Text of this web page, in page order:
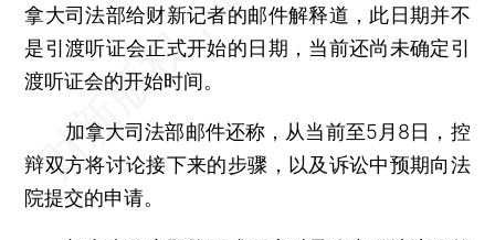
拿大司法部给财新记者的邮件解释道，此日期并不
是引渡听证会正式开始的日期，当前还尚未确定引
渡听证会的开始时间。
加拿大司法部邮件还称，从当前至5月8日，控
辩双方将讨论接下来的步骤，以及诉讼中预期向法
院提交的申请。